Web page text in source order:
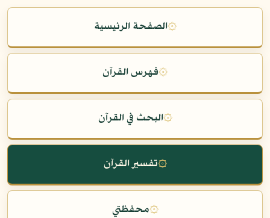
۞الصفحة الرئيسية
۞فهرس القرآن
۞البحث في القرآن
۞تفسير القرآن
۞محفظتي